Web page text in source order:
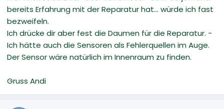
bereits Erfahrung mit der Reparatur hat... würde ich fast
bezweifeln.
Ich drücke dir aber fest die Daumen für die Reparatur. -
Ich hätte auch die Sensoren als Fehlerquellen im Auge.
Der Sensor wäre natürlich im Innenraum zu finden.
Gruss Andi